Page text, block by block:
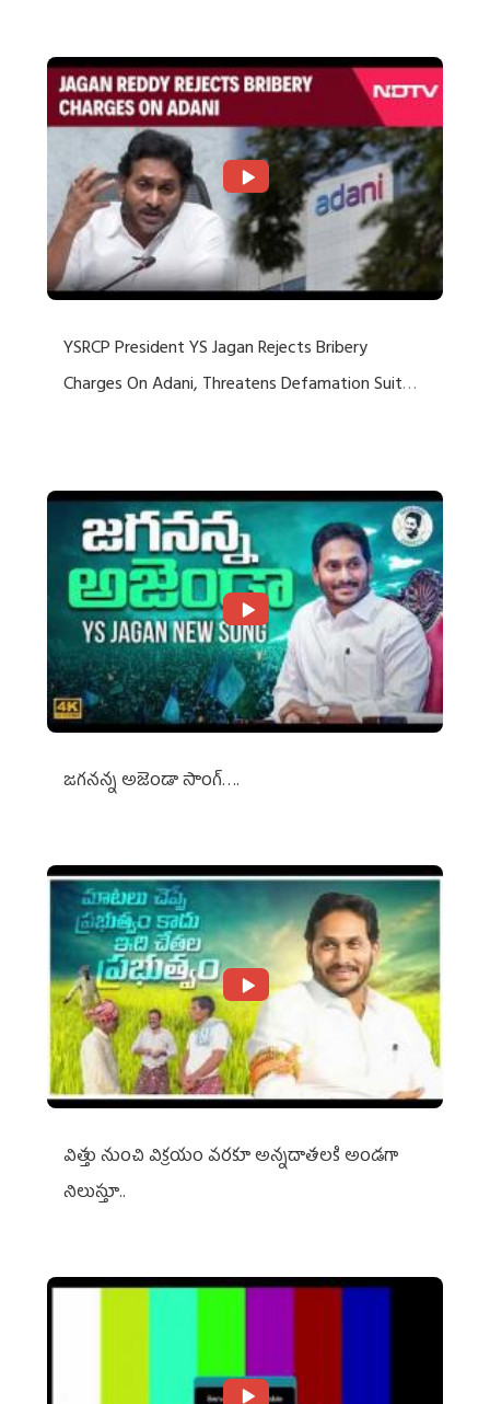
YSRCP President YS Jagan Rejects Bribery
Charges On Adani, Threatens Defamation Suit
జగనన్న అజెండా సాంగ్….
విత్తు నుంచి విక్రయం వరకూ అన్నదాతలకి అండగా
నిలుస్తూ..